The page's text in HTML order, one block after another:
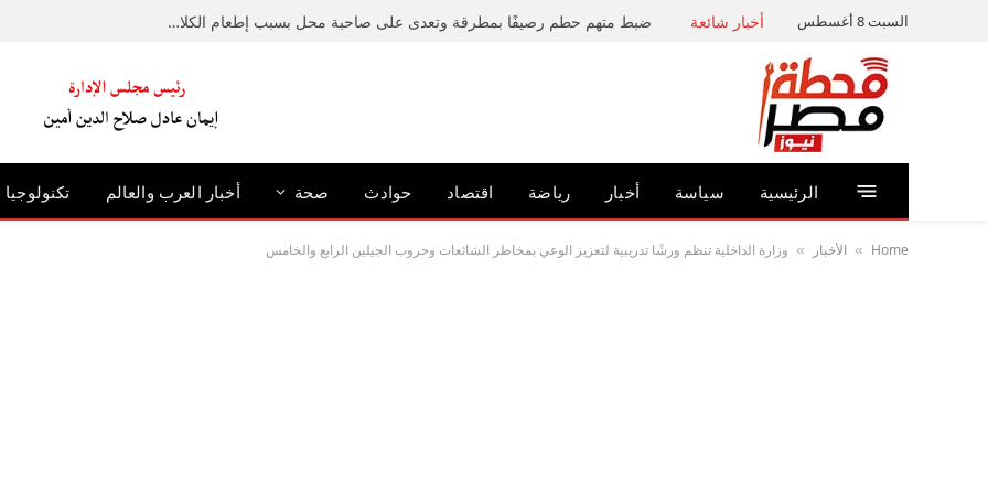
السبت 8 أغسطس أخبار شائعة ضبط متهم حطم رصيفًا بمطرقة وتعدى على صاحبة محل بسبب إطعام الكلاب الضالة بالإسكندرية
الرئيسية سياسة أخبار رياضة اقتصاد حوادث صحة أخبار العرب والعالم تكنولوجيا
Home
» الأخبار » وزارة الداخلية تنظم ورشًا تدريبية لتعزيز الوعي بمخاطر الشائعات وحروب الجيلين الرابع والخامس